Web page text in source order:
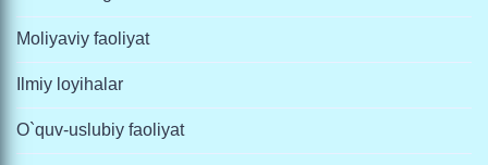
Moliyaviy faoliyat
Ilmiy loyihalar
O`quv-uslubiy faoliyat